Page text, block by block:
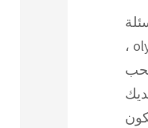
حول المنصة olymp trade ،